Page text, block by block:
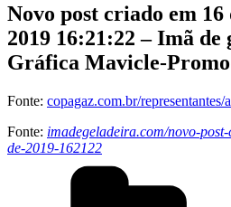
Novo post criado em
2019 16:21:22 – Imã de
Gráfica Mavicle-Promo
Fonte: copagaz.com.br/representantes/
Fonte: imadegeladeira.com/novo-
de-2019-162122